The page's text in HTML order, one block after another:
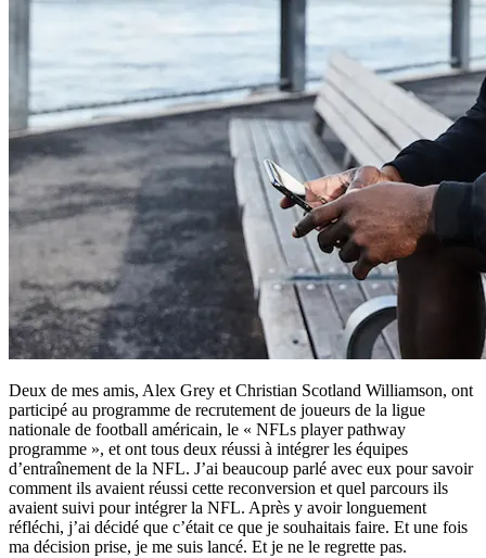
Deux de mes amis, Alex Grey et Christian Scotland Williamson, ont
participé au programme de recrutement de joueurs de la ligue
nationale de football américain, le « NFLs player pathway
programme », et ont tous deux réussi à intégrer les équipes
d’entraînement de la NFL. J’ai beaucoup parlé avec eux pour savoir
comment ils avaient réussi cette reconversion et quel parcours ils
avaient suivi pour intégrer la NFL. Après y avoir longuement
réfléchi, j’ai décidé que c’était ce que je souhaitais faire. Et une fois
ma décision prise, je me suis lancé. Et je ne le regrette pas.